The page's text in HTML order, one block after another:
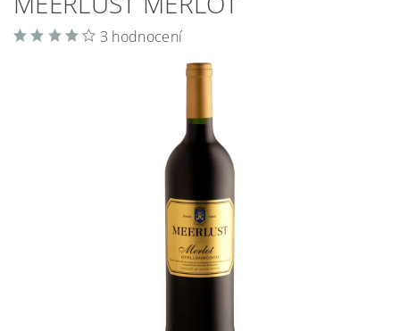
3 hodnocení